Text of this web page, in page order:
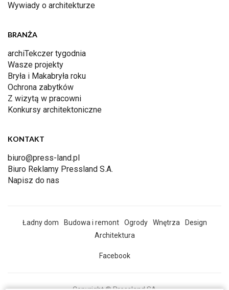
Wywiady o architekturze
BRANŻA
archiTekczer tygodnia
Wasze projekty
Bryła i Makabryła roku
Ochrona zabytków
Z wizytą w pracowni
Konkursy architektoniczne
KONTAKT
biuro@press-land.pl
Biuro Reklamy Pressland S.A.
Napisz do nas
Ładny dom Budowa i remont Ogrody Wnętrza
Design
Architektura
Facebook